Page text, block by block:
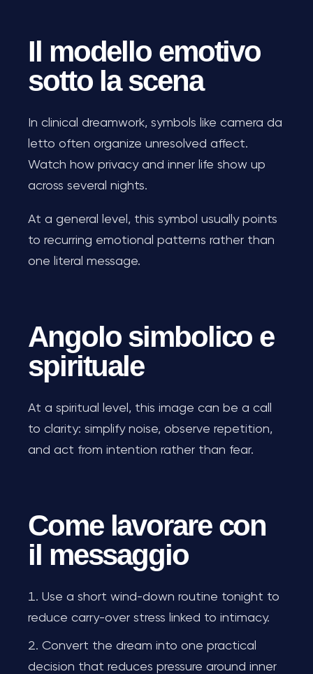
Il modello emotivo
sotto la scena
In clinical dreamwork, symbols like camera da
letto often organize unresolved affect.
Watch how privacy and inner life show up
across several nights.
At a general level, this symbol usually points
to recurring emotional patterns rather than
one literal message.
Angolo simbolico e
spirituale
At a spiritual level, this image can be a call
to clarity: simplify noise, observe repetition,
and act from intention rather than fear.
Come lavorare con
il messaggio
Use a short wind-down routine tonight to
reduce carry-over stress linked to intimacy.
Convert the dream into one practical
decision that reduces pressure around inner